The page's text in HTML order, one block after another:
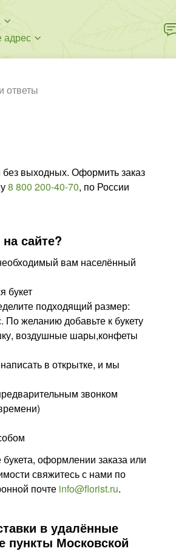
адрес
ответы
выходных. Оформить заказ
8 800 200-40-70, по России
сайте?
вам населённый
букет
подходящий размер:
желанию добавьте к букету
воздушные шары,конфеты
в открытке, и мы
звонком
оформлении заказа или
свяжитесь с нами по
почте info@florist.ru.
в удалённые
Московской